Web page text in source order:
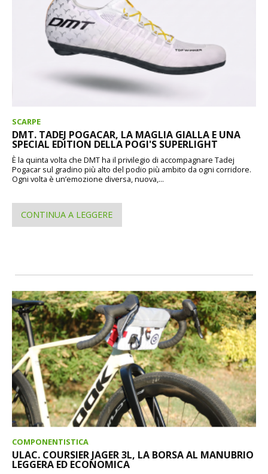
SCARPE
DMT. TADEJ POGACAR, LA MAGLIA GIALLA E UNA
SPECIAL EDITION DELLA POGI'S SUPERLIGHT
È la quinta volta che DMT ha il privilegio di accompagnare Tadej
Pogacar sul gradino più alto del podio più ambito da ogni corridore.
Ogni volta è un’emozione diversa, nuova,...
CONTINUA A LEGGERE
COMPONENTISTICA
ULAC. COURSIER JAGER 3L, LA BORSA AL MANUBRIO
LEGGERA ED ECONOMICA